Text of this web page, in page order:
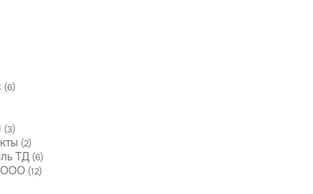
(6)
(3)
(2)
ТД (6)
(12)